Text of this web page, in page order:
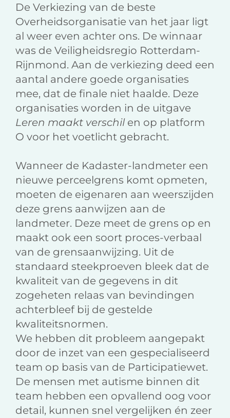
De Verkiezing van de beste
Overheidsorganisatie van het jaar ligt
al weer even achter ons. De winnaar
was de Veiligheidsregio Rotterdam-
Rijnmond. Aan de verkiezing deed een
aantal andere goede organisaties
mee, dat de finale niet haalde. Deze
organisaties worden in de uitgave
Leren maakt verschilen op platform
O voor het voetlicht gebracht.
Wanneer de Kadaster-landmeter een
nieuwe perceelgrens komt opmeten,
moeten de eigenaren aan weerszijden
deze grens aanwijzen aan de
landmeter. Deze meet de grens op en
maakt ook een soort proces-verbaal
van de grensaanwijzing. Uit de
standaard steekproeven bleek dat de
kwaliteit van de gegevens in dit
zogeheten relaas van bevindingen
achterbleef bij de gestelde
kwaliteitsnormen.
We hebben dit probleem aangepakt
door de inzet van een gespecialiseerd
team op basis van de Participatiewet.
De mensen met autisme binnen dit
team hebben een opvallend oog voor
detail, kunnen snel vergelijken én zeer